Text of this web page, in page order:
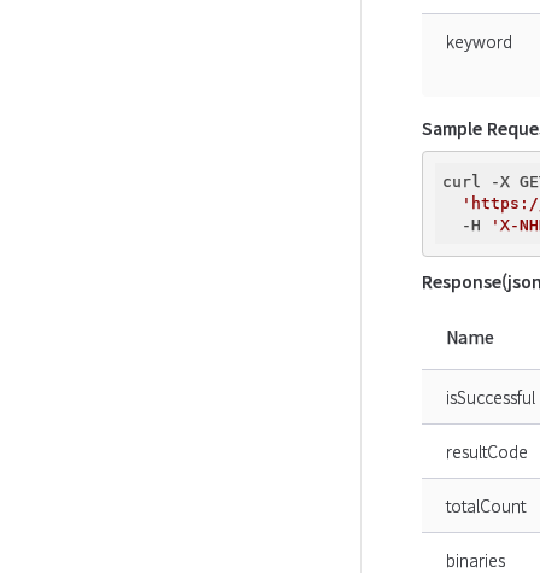
keyword
Sample
curl -X
'https://
  -H
'X-
Name
isSuccessful
resultCode
totalCount
binaries